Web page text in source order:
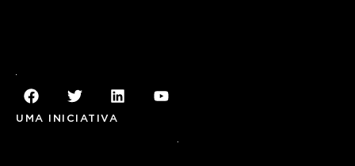
UMA INICIATIVA